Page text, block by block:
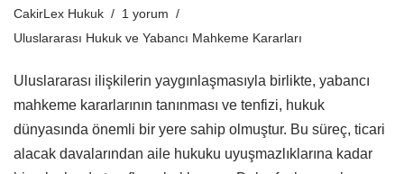
CakirLex Hukuk
1 yorum
Uluslararası Hukuk ve Yabancı Mahkeme Kararları
Uluslararası ilişkilerin yaygınlaşmasıyla birlikte, yabancı
mahkeme kararlarının tanınması ve tenfizi, hukuk
dünyasında önemli bir yere sahip olmuştur. Bu süreç, ticari
alacak davalarından aile hukuku uyuşmazlıklarına kadar